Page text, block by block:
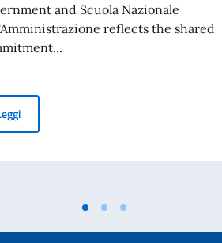
annuale sullo stato di attuazione
and Scuola Nazionale
reflects the shared
H.E. Vincenzo Del Monaco joined the